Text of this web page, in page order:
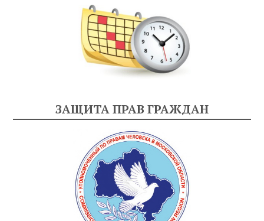
ЗАЩИТА ПРАВ ГРАЖДАН